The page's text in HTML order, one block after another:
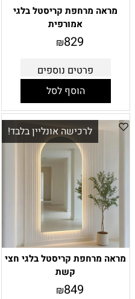
מראה מרחפת קריסטל בלגי
אמורפית
₪829
פרטים נוספים
הוסף לסל
לרכישה אונליין בלבד!
מראה מרחפת קריסטל בלגי חצי
קשת
₪849